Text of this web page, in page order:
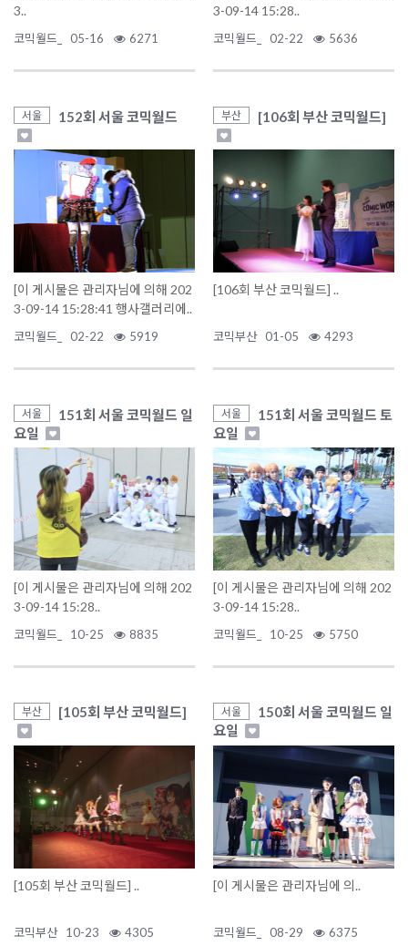
3..
코믹월드_ 05-16 6271
3-09-14 15:28..
코믹월드_ 02-22 5636
서울 152회 서울 코믹월드
[이 게시물은 관리자님에 의해 202
3-09-14 15:28:41 행사갤러리에..
코믹월드_ 02-22 5919
부산 [106회 부산 코믹월드]
[106회 부산 코믹월드] ..
코믹부산 01-05 4293
서울
151회 서울 코믹월드 일
요일
[이 게시물은 관리자님에 의해 202
3-09-14 15:28..
코믹월드_ 10-25 8835
서울
151회 서울 코믹월드 토
요일
[이 게시물은 관리자님에 의해 202
3-09-14 15:28..
코믹월드_ 10-25 5750
부산 [105회 부산 코믹월드]
[105회 부산 코믹월드] ..
코믹부산 10-23 4305
서울
150회 서울 코믹월드 일
요일
[이 게시물은 관리자님에 의..
코믹월드_ 08-29 6375